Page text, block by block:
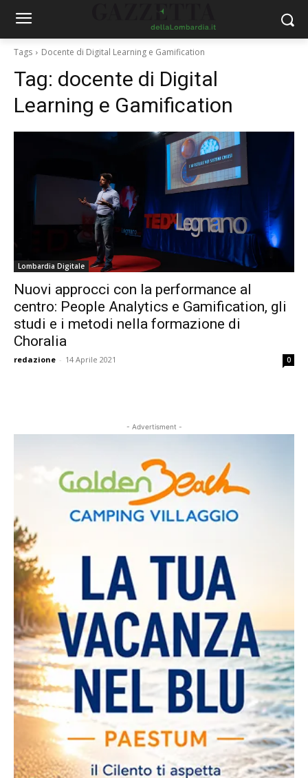
Tags Docente di Digital Learning e Gamification
Tag: docente di Digital
Learning e Gamification
Lombardia Digitale
Nuovi approcci con la performance al
centro: People Analytics e Gamification, gli
studi e i metodi nella formazione di
Choralia
redazione - 14 Aprile 2021 0
- Advertisment -